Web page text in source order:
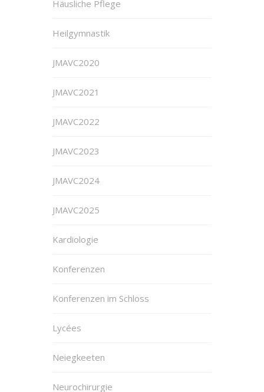
Häusliche Pflege
Heilgymnastik
JMAVC2020
JMAVC2021
JMAVC2022
JMAVC2023
JMAVC2024
JMAVC2025
Kardiologie
Konferenzen
Konferenzen im Schloss
Lycées
Neiegkeeten
Neurochirurgie